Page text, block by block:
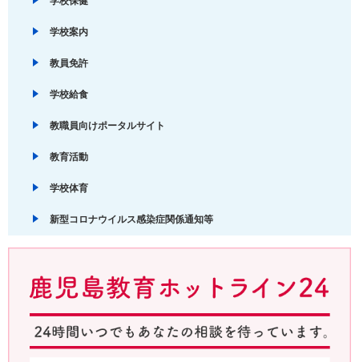
学校案内
教員免許
学校給食
教職員向けポータルサイト
教育活動
学校体育
新型コロナウイルス感染症関係通知等